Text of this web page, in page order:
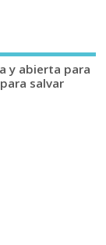
y abierta para
salvar